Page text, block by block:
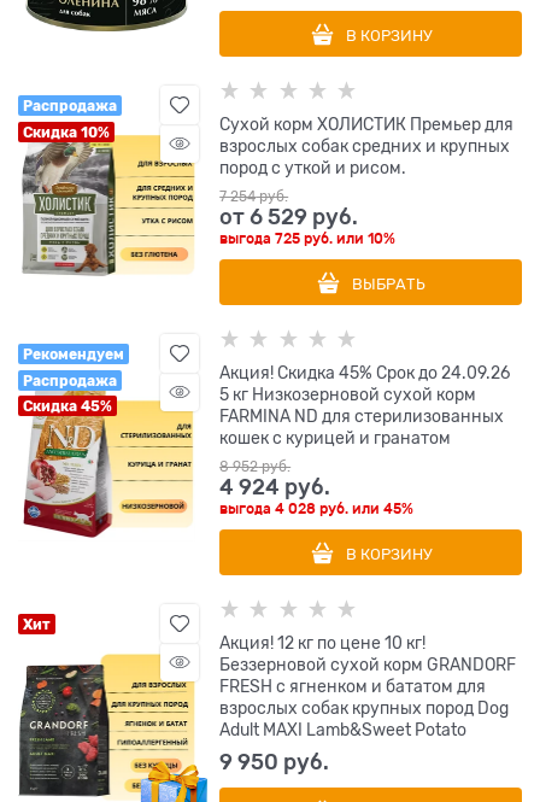
В КОРЗИНУ
Распродажа
Скидка 10%
Сухой корм ХОЛИСТИК Премьер для
взрослых собак средних и крупных
пород с уткой и рисом.
7 254 руб.
от6 529 руб.
выгода725 руб. или10%
ВЫБРАТЬ
Рекомендуем
Распродажа
Скидка 45%
Акция! Скидка 45% Срок до 24.09.26
5 кг Низкозерновой cухой корм
FARMINA ND для стерилизованных
кошек с курицей и гранатом
8 952 руб.
4 924 руб.
выгода4 028 руб. или45%
В КОРЗИНУ
Хит
Акция! 12 кг по цене 10 кг!
Беззерновой сухой корм GRANDORF
FRESH с ягненком и бататом для
взрослых собак крупных пород Dog
Adult MAXI Lamb&Sweet Potato
9 950 руб.